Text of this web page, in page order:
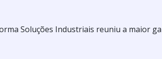
Soluções Industriais reuniu a maior